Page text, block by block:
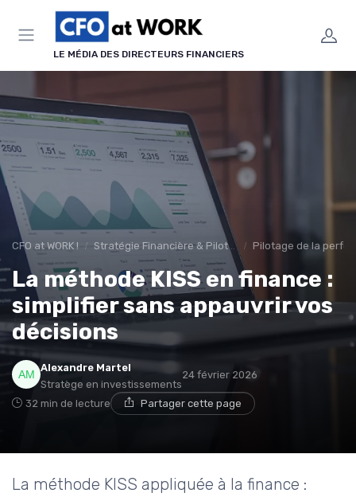
LE MÉDIA DES DIRECTEURS FINANCIERS
CFO at WORK ! Stratégie Financière & Pilotage Pilotage de la
La méthode KISS en finance :
simplifier sans appauvrir vos
décisions
Alexandre Martel
Stratège en investissements
24 février 2026
32 min de lecture Partager cette page
La méthode KISS appliquée à la finance :
Panneau de gestion des cookies